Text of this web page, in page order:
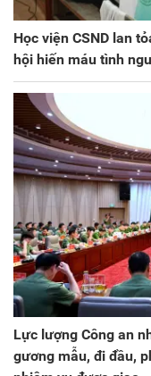
Học viện CSND lan
hội hiến máu tình
Lực lượng Công an
gương mẫu, đi đầu,